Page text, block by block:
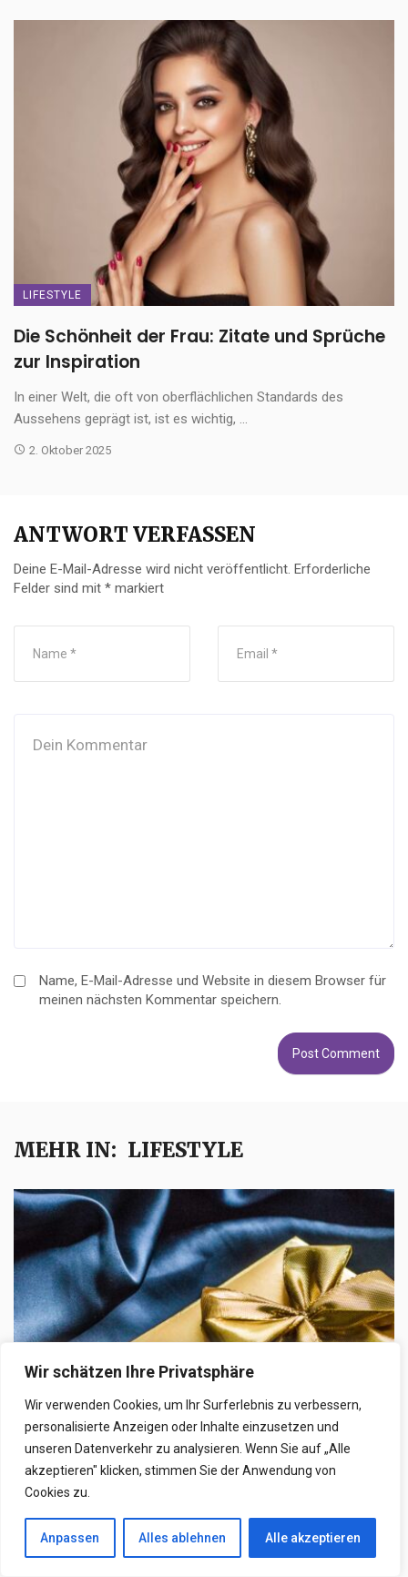
Wir schätzen Ihre Privatsphäre
Wir verwenden Cookies, um Ihr Surferlebnis zu verbessern,
personalisierte Anzeigen oder Inhalte einzusetzen und
unseren Datenverkehr zu analysieren. Wenn Sie auf „Alle
akzeptieren" klicken, stimmen Sie der Anwendung von
Cookies zu.
Anpassen Alles ablehnen Alle akzeptieren
LIFESTYLE
Die Schönheit der Frau: Zitate und Sprüche
zur Inspiration
In einer Welt, die oft von oberflächlichen Standards des
Aussehens geprägt ist, ist es wichtig, ...
2. Oktober 2025
ANTWORT VERFASSEN
Deine E-Mail-Adresse wird nicht veröffentlicht. Erforderliche
Felder sind mit * markiert
Name, E-Mail-Adresse und Website in diesem Browser für
meinen nächsten Kommentar speichern.
MEHR IN: LIFESTYLE
LIFESTYLE
Luxuriöse Geschenke für Frauen: Die
perfekten Ideen für jeden Anlass